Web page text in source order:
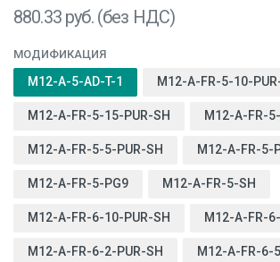
880.33 руб. (без НДС)
МОДИФИКАЦИЯ
M12-A-5-AD-T-1 M12-A-FR-5-10-
M12-A-FR-5-15-PUR-SH M12-A-FR-
M12-A-FR-5-5-PUR-SH M12-A-FR-5-
M12-A-FR-5-PG9 M12-A-FR-5-SH
M12-A-FR-6-10-PUR-SH M12-A-FR-
M12-A-FR-6-2-PUR-SH M12-A-FR-6-